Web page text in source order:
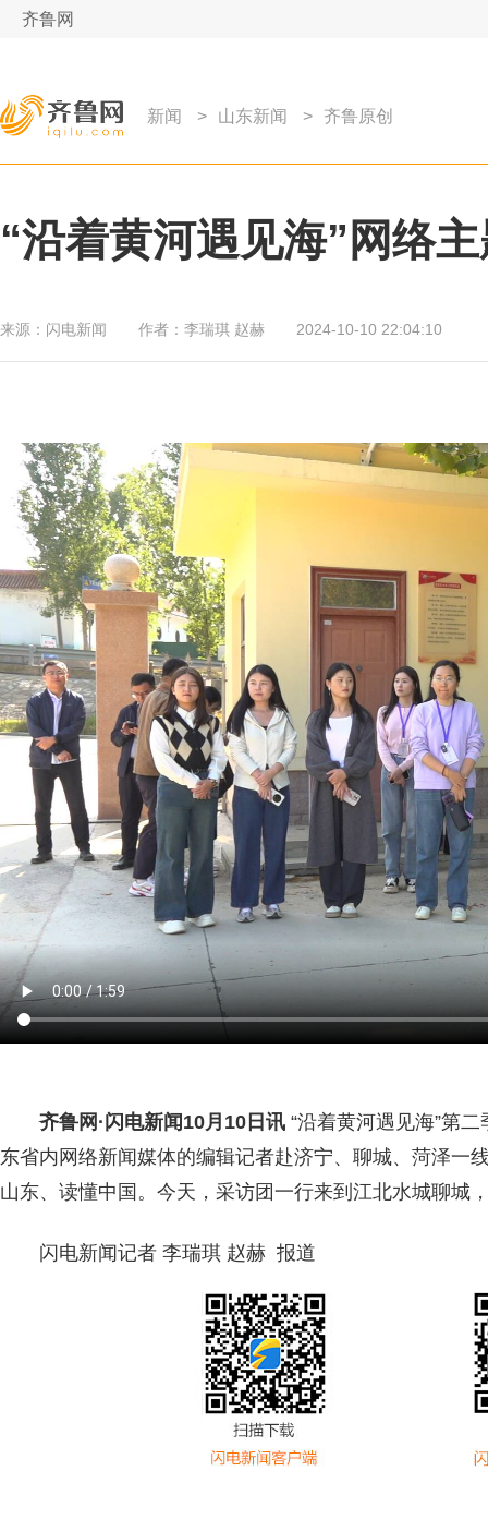
齐鲁网
新闻 > 山东新闻 > 齐鲁原创
“沿着黄河遇见海”网络
来源： 闪电新闻 作者： 李瑞琪 赵赫 2024-10-10 22:04:10
齐鲁网 ·闪电新闻10月10日讯 “沿着黄河遇见海”第
东省内网络新闻媒体的编辑记者赴济宁、聊城、菏泽一
山东、读懂中国。今天，采访团一行来到江北水城聊
闪电新闻记者 李瑞琪 赵赫 报道